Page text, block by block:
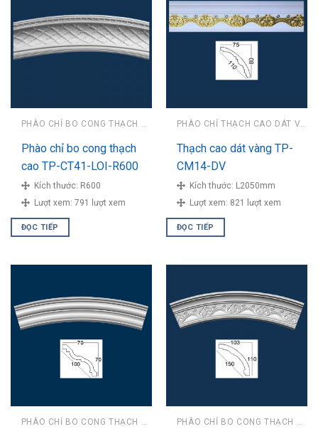
Phào chỉ bo cong thạch
cao TP-CT41-LOI-R600
Kích thước: R600
Lượt xem: 791 lượt xem
ĐỌC TIẾP
Thạch cao dát vàng TP-
CM14-DV
Kích thước: L2050mm
Lượt xem: 821 lượt xem
ĐỌC TIẾP
PHÀO CHỈ BO CONG THẠCH CAO PHÀO CHỈ BO CONG THẠCH CAO